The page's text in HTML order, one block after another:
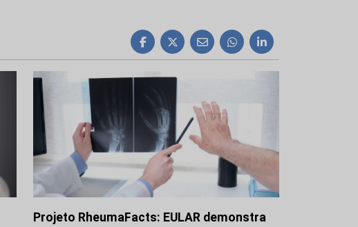
Projeto RheumaFacts: EULAR demonstra